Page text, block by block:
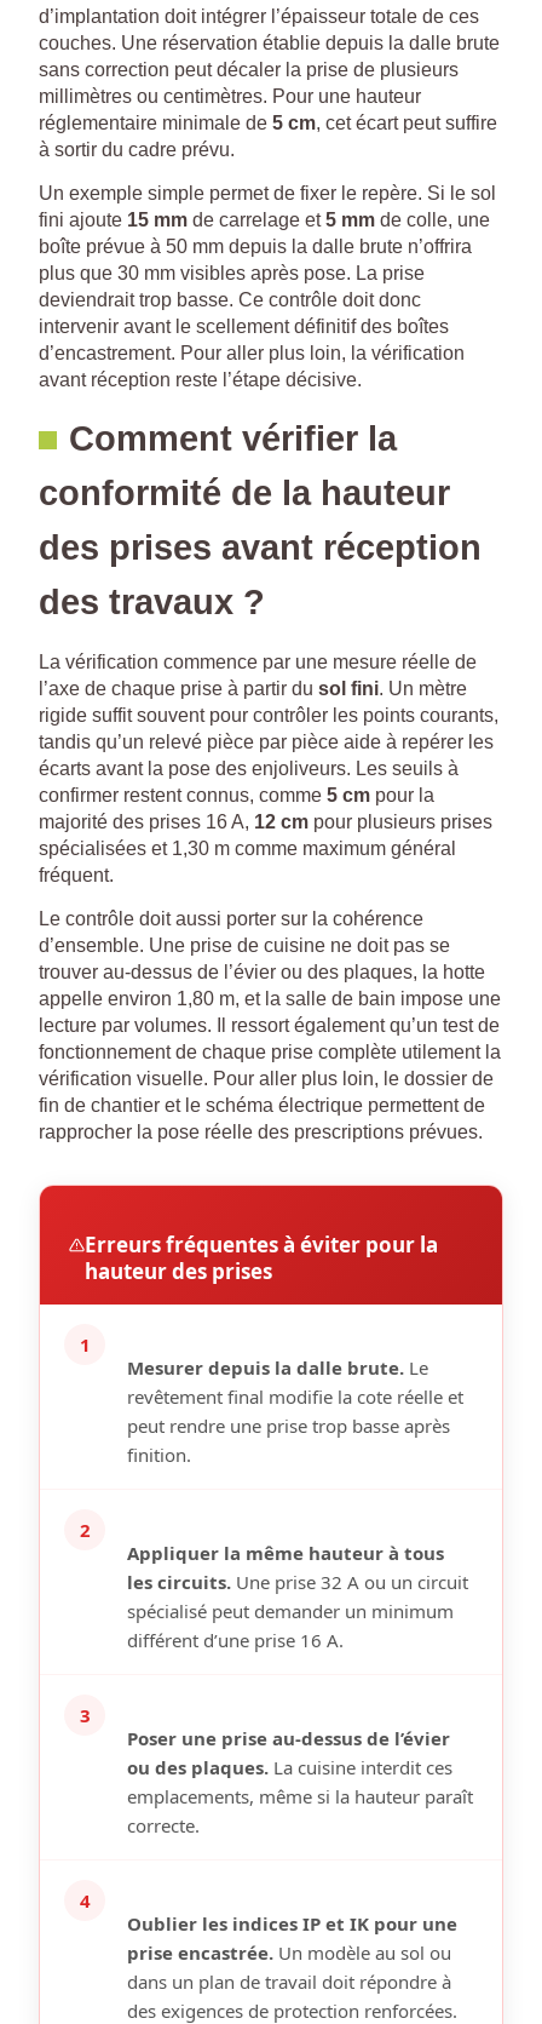
d’implantation doit intégrer l’épaisseur totale de ces
couches. Une réservation établie depuis la dalle brute
sans correction peut décaler la prise de plusieurs
millimètres ou centimètres. Pour une hauteur
réglementaire minimale de 5 cm, cet écart peut suffire
à sortir du cadre prévu.
Un exemple simple permet de fixer le repère. Si le sol
fini ajoute 15 mm de carrelage et5 mm de colle, une
boîte prévue à 50 mm depuis la dalle brute n’offrira
plus que 30 mm visibles après pose. La prise
deviendrait trop basse. Ce contrôle doit donc
intervenir avant le scellement définitif des boîtes
d’encastrement. Pour aller plus loin, la vérification
avant réception reste l’étape décisive.
Comment vérifier la
conformité de la hauteur
des prises avant réception
des travaux ?
La vérification commence par une mesure réelle de
l’axe de chaque prise à partir du sol fini. Un mètre
rigide suffit souvent pour contrôler les points courants,
tandis qu’un relevé pièce par pièce aide à repérer les
écarts avant la pose des enjoliveurs. Les seuils à
confirmer restent connus, comme 5 cm pour la
majorité des prises 16 A, 12 cm pour plusieurs prises
spécialisées et 1,30 m comme maximum général
fréquent.
Le contrôle doit aussi porter sur la cohérence
d’ensemble. Une prise de cuisine ne doit pas se
trouver au-dessus de l’évier ou des plaques, la hotte
appelle environ 1,80 m, et la salle de bain impose une
lecture par volumes. Il ressort également qu’un test de
fonctionnement de chaque prise complète utilement la
vérification visuelle. Pour aller plus loin, le dossier de
fin de chantier et le schéma électrique permettent de
rapprocher la pose réelle des prescriptions prévues.
Erreurs fréquentes à éviter pour la
hauteur des prises
1
Mesurer depuis la dalle brute. Le
revêtement final modifie la cote réelle et
peut rendre une prise trop basse après
finition.
2
Appliquer la même hauteur à tous
les circuits. Une prise 32 A ou un circuit
spécialisé peut demander un minimum
différent d’une prise 16 A.
3
Poser une prise au-dessus de l’évier
ou des plaques. La cuisine interdit ces
emplacements, même si la hauteur paraît
correcte.
4
Oublier les indices IP et IK pour une
prise encastrée. Un modèle au sol ou
dans un plan de travail doit répondre à
des exigences de protection renforcées.